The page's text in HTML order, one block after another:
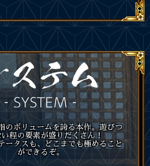
のボリュームを誇る本作。遊びつ
い程の要素が盛りだくさん！
ータスも、どこまでも極めること
ができるぞ。